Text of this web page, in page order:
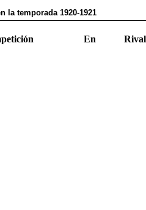
la temporada 1920-1921
En Rival